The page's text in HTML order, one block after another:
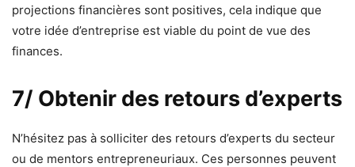
projections financières sont positives, cela indique que
votre idée d’entreprise est viable du point de vue des
finances.
7/ Obtenir des retours d’experts
N’hésitez pas à solliciter des retours d’experts du secteur
ou de mentors entrepreneuriaux. Ces personnes peuvent